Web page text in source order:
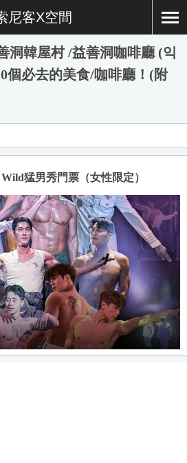
尼客X空間
洞韓屋村 /益善洞咖啡廳 (익
個必去的美食/咖啡廳！(附
猛男秀門票（女性限定）